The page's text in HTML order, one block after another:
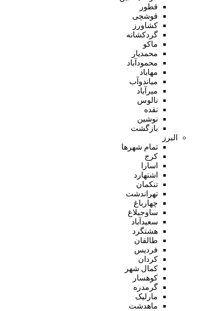
قطور
قوشچی
کشاورز
گردکشانه
ماکو
محمدیار
محمودآباد
مهاباد
میاندوآب
میرآباد
نالوس
نقده
نوشین
بازگشت
البرز
تمام شهر‌ها
کرج
اسارا
اشتهارد
تنکمان
تهراندشت
چهارباغ
ساوجبلاغ
سعیدآباد
هشتگرد
طالقان
فردیس
کردان
کمال شهر
کوهسار
گرمدره
مارلیک
ماهدشت